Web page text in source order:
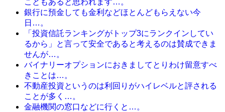
こともあると思われます…。
銀行に預金しても金利などほとんどもらえない今
日…。
「投資信託ランキングがトップ3にランクインしてい
るから」と言って安全であると考えるのは賛成できま
せんが…。
バイナリーオプションにおきましてとりわけ留意すべ
きことは…。
不動産投資というのは利回りがハイレベルと評される
ことが多く…。
金融機関の窓口などに行くと…。